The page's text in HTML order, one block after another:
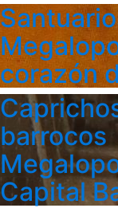
corazón
barrocos
Capital